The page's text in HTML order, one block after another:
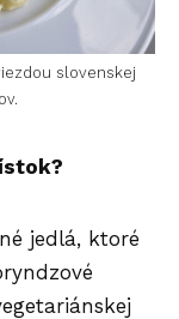
slovenskej
jedlá, ktoré